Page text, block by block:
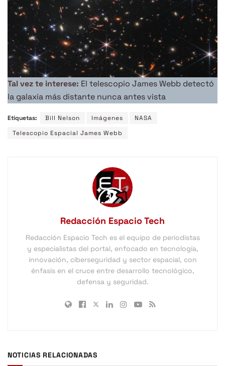
Tal vez te interese: El telescopio James Webb detectó
la galaxia más distante nunca antes vista
Etiquetas: Bill Nelson Imágenes
NASA
Telescopio Espacial James Webb
Redacción Espacio Tech
Redacción Espacio Tech es el equipo de periodistas
y especialistas del portal, enfocado en tecnología,
innovación, ciberseguridad y sector espacial, con
énfasis en el cruce entre desarrollo tecnológico,
defensa y seguridad.
NOTICIAS RELACIONADAS